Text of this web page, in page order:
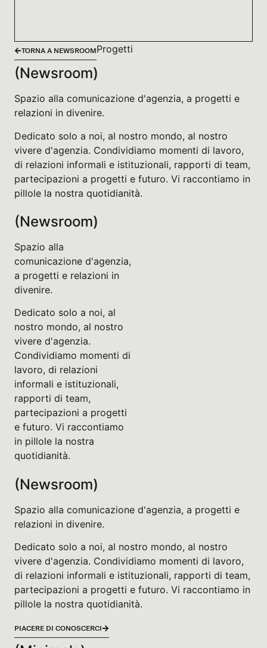
TORNA A NEWSROOMProgetti
(Newsroom)
Spazio alla comunicazione d'agenzia, a progetti e
relazioni in divenire.
Dedicato solo a noi, al nostro mondo, al nostro
vivere d'agenzia. Condividiamo momenti di lavoro,
di relazioni informali e istituzionali, rapporti di team,
partecipazioni a progetti e futuro. Vi raccontiamo in
pillole la nostra quotidianità.
(Newsroom)
Spazio alla
comunicazione d'agenzia,
a progetti e relazioni in
divenire.
Dedicato solo a noi, al
nostro mondo, al nostro
vivere d'agenzia.
Condividiamo momenti di
lavoro, di relazioni
informali e istituzionali,
rapporti di team,
partecipazioni a progetti
e futuro. Vi raccontiamo
in pillole la nostra
quotidianità.
(Newsroom)
Spazio alla comunicazione d'agenzia, a progetti e
relazioni in divenire.
Dedicato solo a noi, al nostro mondo, al nostro
vivere d'agenzia. Condividiamo momenti di lavoro,
di relazioni informali e istituzionali, rapporti di team,
partecipazioni a progetti e futuro. Vi raccontiamo in
pillole la nostra quotidianità.
PIACERE DI CONOSCERCI